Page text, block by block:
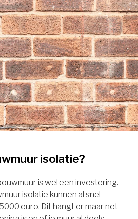
isolatie?
is wel een investering.
isolatie kunnen al snel
euro. Dit hangt er maar net